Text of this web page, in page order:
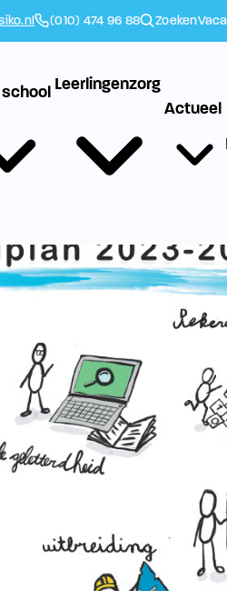
(010) 474 96 88 Zoeken
Leerlingenzorg
Actueel